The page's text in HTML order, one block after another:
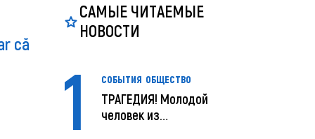
că
САМЫЕ ЧИТАЕМЫЕ
НОВОСТИ
1 СОБЫТИЯ ОБЩЕСТВО
ТРАГЕДИЯ! Молодой
человек из